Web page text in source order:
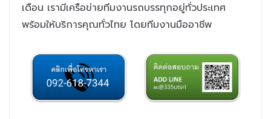
เดือน เรามีเครือข่ายทีมงานรถบรรทุกอยู่ทั่วประเทศ
พร้อมให้บริการคุณทั่วไทย โดยทีมงานมืออาชีพ